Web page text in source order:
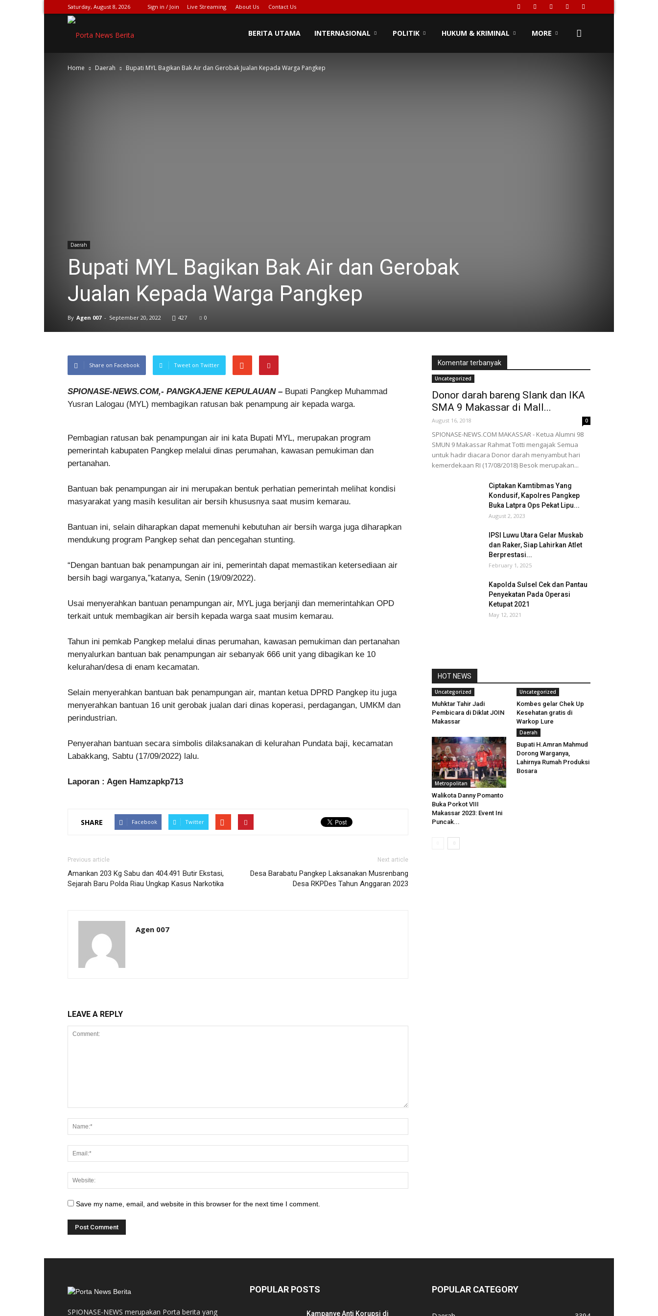
Saturday, August 8, 2026 Sign in / Join Live Streaming About Us Contact Us
NEWS[DOT]COM
BERITA UTAMA INTERNASIONAL POLITIK HUKUM & KRIMINAL MORE
Home Daerah Bupati MYL Bagikan Bak Air dan Gerobak Jualan Kepada Warga Pangkep
Daerah
Bupati MYL Bagikan Bak Air dan Gerobak
Jualan Kepada Warga Pangkep
By Agen 007 - September 20, 2022 427 0
Share on Facebook Tweet on Twitter
SPIONASE-NEWS.COM,- PANGKAJENE KEPULAUAN – Bupati Pangkep Muhammad
Yusran Lalogau (MYL) membagikan ratusan bak penampung air kepada warga.
Pembagian ratusan bak penampungan air ini kata Bupati MYL, merupakan program
pemerintah kabupaten Pangkep melalui dinas perumahan, kawasan pemukiman dan
pertanahan.
Bantuan bak penampungan air ini merupakan bentuk perhatian pemerintah melihat kondisi
masyarakat yang masih kesulitan air bersih khususnya saat musim kemarau.
Bantuan ini, selain diharapkan dapat memenuhi kebutuhan air bersih warga juga diharapkan
mendukung program Pangkep sehat dan pencegahan stunting.
“Dengan bantuan bak penampungan air ini, pemerintah dapat memastikan ketersediaan air
bersih bagi warganya,”katanya, Senin (19/09/2022).
Usai menyerahkan bantuan penampungan air, MYL juga berjanji dan memerintahkan OPD
terkait untuk membagikan air bersih kepada warga saat musim kemarau.
Tahun ini pemkab Pangkep melalui dinas perumahan, kawasan pemukiman dan pertanahan
menyalurkan bantuan bak penampungan air sebanyak 666 unit yang dibagikan ke 10
kelurahan/desa di enam kecamatan.
Selain menyerahkan bantuan bak penampungan air, mantan ketua DPRD Pangkep itu juga
menyerahkan bantuan 16 unit gerobak jualan dari dinas koperasi, perdagangan, UMKM dan
perindustrian.
Penyerahan bantuan secara simbolis dilaksanakan di kelurahan Pundata baji, kecamatan
Labakkang, Sabtu (17/09/2022) lalu.
Laporan : Agen Hamzapkp713
SHARE Facebook Twitter
Previous article
Amankan 203 Kg Sabu dan 404.491 Butir Ekstasi,
Sejarah Baru Polda Riau Ungkap Kasus Narkotika
Next article
Desa Barabatu Pangkep Laksanakan Musrenbang
Desa RKPDes Tahun Anggaran 2023
Agen 007
LEAVE A REPLY
Save my name, email, and website in this browser for the next time I comment.
Komentar terbanyak
Uncategorized
Donor darah bareng Slank dan IKA
SMA 9 Makassar di Mall...
August 16, 2018 0
SPIONASE-NEWS.COM MAKASSAR - Ketua Alumni 98
SMUN 9 Makassar Rahmat Totti mengajak Semua
untuk hadir diacara Donor darah menyambut hari
kemerdekaan RI (17/08/2018) Besok merupakan...
Ciptakan Kamtibmas Yang
Kondusif, Kapolres Pangkep
Buka Latpra Ops Pekat Lipu...
August 2, 2023
IPSI Luwu Utara Gelar Muskab
dan Raker, Siap Lahirkan Atlet
Berprestasi...
February 1, 2025
Kapolda Sulsel Cek dan Pantau
Penyekatan Pada Operasi
Ketupat 2021
May 12, 2021
HOT NEWS
Uncategorized
Muhktar Tahir Jadi
Pembicara di Diklat JOIN
Makassar
Uncategorized
Kombes gelar Chek Up
Kesehatan gratis di
Warkop Lure
Metropolitan
Walikota Danny Pomanto
Buka Porkot VIII
Makassar 2023: Event Ini
Puncak...
Daerah
Bupati H.Amran Mahmud
Dorong Warganya,
Lahirnya Rumah Produksi
Bosara
SPIONASE-NEWS merupakan Porta berita yang
POPULAR POSTS
Kampanye Anti Korupsi di
POPULAR CATEGORY